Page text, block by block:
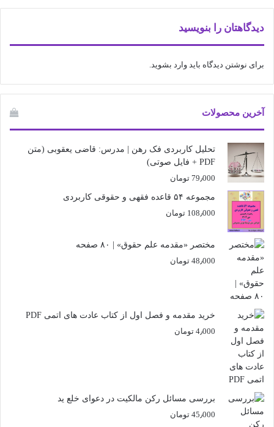
دیدگاهتان را بنویسید
برای نوشتن دیدگاه باید وارد بشوید.
آخرین محصولات
تحلیل کاربردی فک رهن | مدرس: قاضی یعقوبی (متن
PDF + فایل صوتی)
79٫000 تومان
مجموعه ۵۴ قاعده فقهی و حقوقی کاربردی
108٫000 تومان
مختصر «مقدمه علم حقوق» | ۸۰ صفحه
48٫000 تومان
خرید مقدمه و فصل اول از کتاب عادت های اتمی PDF
4٫000 تومان
بررسی مسائل رکن مالکیت در دعوای خلع ید
45٫000 تومان